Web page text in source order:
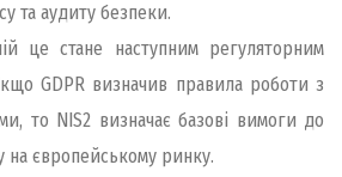
та аудиту безпеки.
це стане наступним регуляторним
GDPR визначив правила роботи з
то NIS2 визначає базові вимоги до
на європейському ринку.